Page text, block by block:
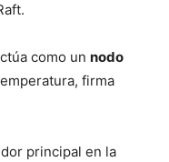
como un nodo
firma
principal en la